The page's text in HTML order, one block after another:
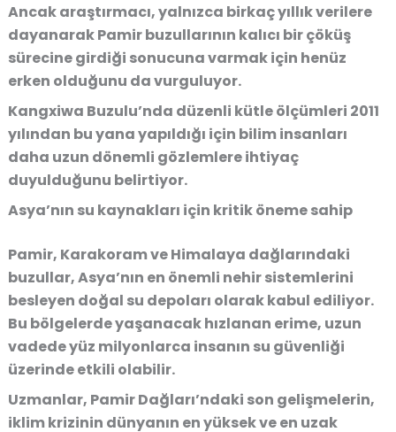
Ancak araştırmacı, yalnızca birkaç yıllık verilere
dayanarak Pamir buzullarının kalıcı bir çöküş
sürecine girdiği sonucuna varmak için henüz
erken olduğunu da vurguluyor.
Kangxiwa Buzulu’nda düzenli kütle ölçümleri 2011
yılından bu yana yapıldığı için bilim insanları
daha uzun dönemli gözlemlere ihtiyaç
duyulduğunu belirtiyor.
Asya’nın su kaynakları için kritik öneme sahip
Pamir, Karakoram ve Himalaya dağlarındaki
buzullar, Asya’nın en önemli nehir sistemlerini
besleyen doğal su depoları olarak kabul ediliyor.
Bu bölgelerde yaşanacak hızlanan erime, uzun
vadede yüz milyonlarca insanın su güvenliği
üzerinde etkili olabilir.
Uzmanlar, Pamir Dağları’ndaki son gelişmelerin,
iklim krizinin dünyanın en yüksek ve en uzak